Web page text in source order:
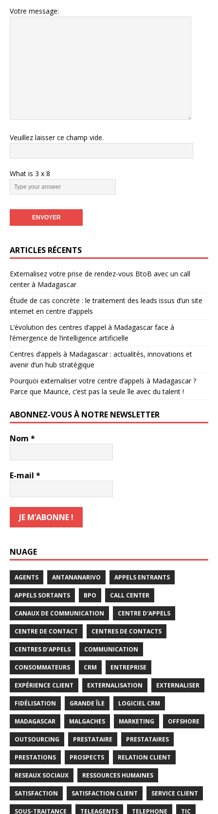
Votre message:
Veuillez laisser ce champ vide.
What is 3 x 8
ARTICLES RÉCENTS
Externalisez votre prise de rendez-vous BtoB avec un call
center à Madagascar
Étude de cas concrète : le traitement des leads issus d’un site
internet en centre d’appels
L’évolution des centres d’appel à Madagascar face à
l’émergence de l’intelligence artificielle
Centres d’appels à Madagascar : actualités, innovations et
avenir d’un hub stratégique
Pourquoi externaliser votre centre d’appels à Madagascar ?
Parce que Maurice, c’est pas la seule île avec du talent !
ABONNEZ-VOUS À NOTRE NEWSLETTER
Nom *
E-mail *
NUAGE
AGENTS ANTANANARIVO APPELS ENTRANTS
APPELS SORTANTS BPO CALL CENTER
CANAUX DE COMMUNICATION CENTRE D'APPELS
CENTRE DE CONTACT CENTRES DE CONTACTS
CENTRES D’APPELS COMMUNICATION
CONSOMMATEURS CRM ENTREPRISE
EXPÉRIENCE CLIENT EXTERNALISATION EXTERNALISER
FIDÉLISATION GRANDE ÎLE LOGICIEL CRM
MADAGASCAR MALGACHES MARKETING OFFSHORE
OUTSOURCING PRESTATAIRE PRESTATAIRES
PRESTATIONS PROSPECTS RELATION CLIENT
RESEAUX SOCIAUX RESSOURCES HUMAINES
SATISFACTION SATISFACTION CLIENT SERVICE CLIENT
SOUS-TRAITANCE TELEAGENTS TELEPHONE TIC